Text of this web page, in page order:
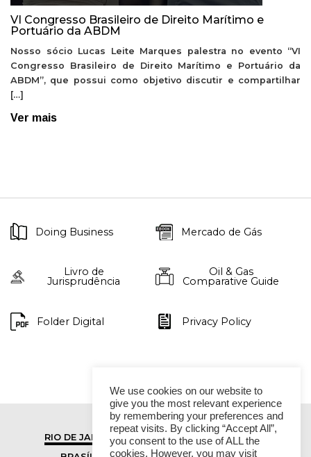
VI Congresso Brasileiro de Direito Marítimo e
Portuário da ABDM
Nosso sócio Lucas Leite Marques palestra no evento “VI
Congresso Brasileiro de Direito Marítimo e Portuário da
ABDM”, que possui como objetivo discutir e compartilhar
[…]
Ver mais
Doing Business Mercado de Gás
Livro de
Jurisprudência
Oil & Gas
Comparative Guide
Folder Digital Privacy Policy
RIO DE JANEIRO
SÃO PAULO
We use cookies on our website to
give you the most relevant experience
by remembering your preferences and
repeat visits. By clicking “Accept All”,
you consent to the use of ALL the
cookies. However, you may visit